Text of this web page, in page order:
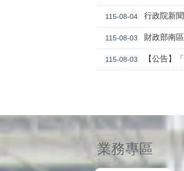
115-08-04 行政院新聞
115-08-03 財政部南
115-08-03 【公告】「微型創
業務專區